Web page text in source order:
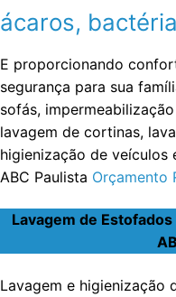
ácaros,
E proporcionando
segurança para sua
sofás,
lavagem de cortinas,
higienização de veículos
ABC Paulista Orçamento
Lavagem de
Lavagem e higienização